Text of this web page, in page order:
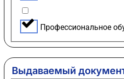
Профессиональное
Выдаваемый